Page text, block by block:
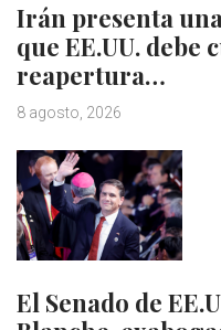
Irán presenta
que EE.UU.
reapertura…
8 agosto, 2026
El Senado de